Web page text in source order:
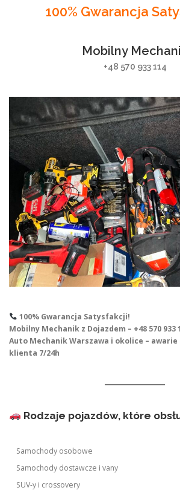
100% Gwarancja
Mobilny
+48 570 933 114
100% Gwarancja Satysfakcji!
Mobilny Mechanik z Dojazdem – +48 570 933
Auto Mechanik Warszawa i okolice – awarie
klienta 7/24h
Rodzaje pojazdów, które
Samochody osobowe
Samochody dostawcze i vany
SUV-y i crossovery